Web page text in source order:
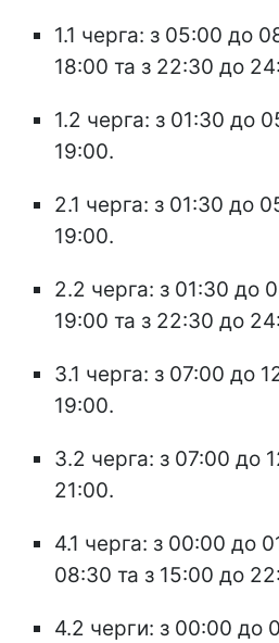
1.1 черга: з 05:00 до
18:00 та з 22:30 до
1.2 черга: з 01:30 до
19:00.
2.1 черга: з 01:30 до
19:00.
2.2 черга: з 01:30 до
19:00 та з 22:30 до
3.1 черга: з 07:00 до
19:00.
3.2 черга: з 07:00 до
21:00.
4.1 черга: з 00:00 до
08:30 та з 15:00 до
4.2 черги: з 00:00 до